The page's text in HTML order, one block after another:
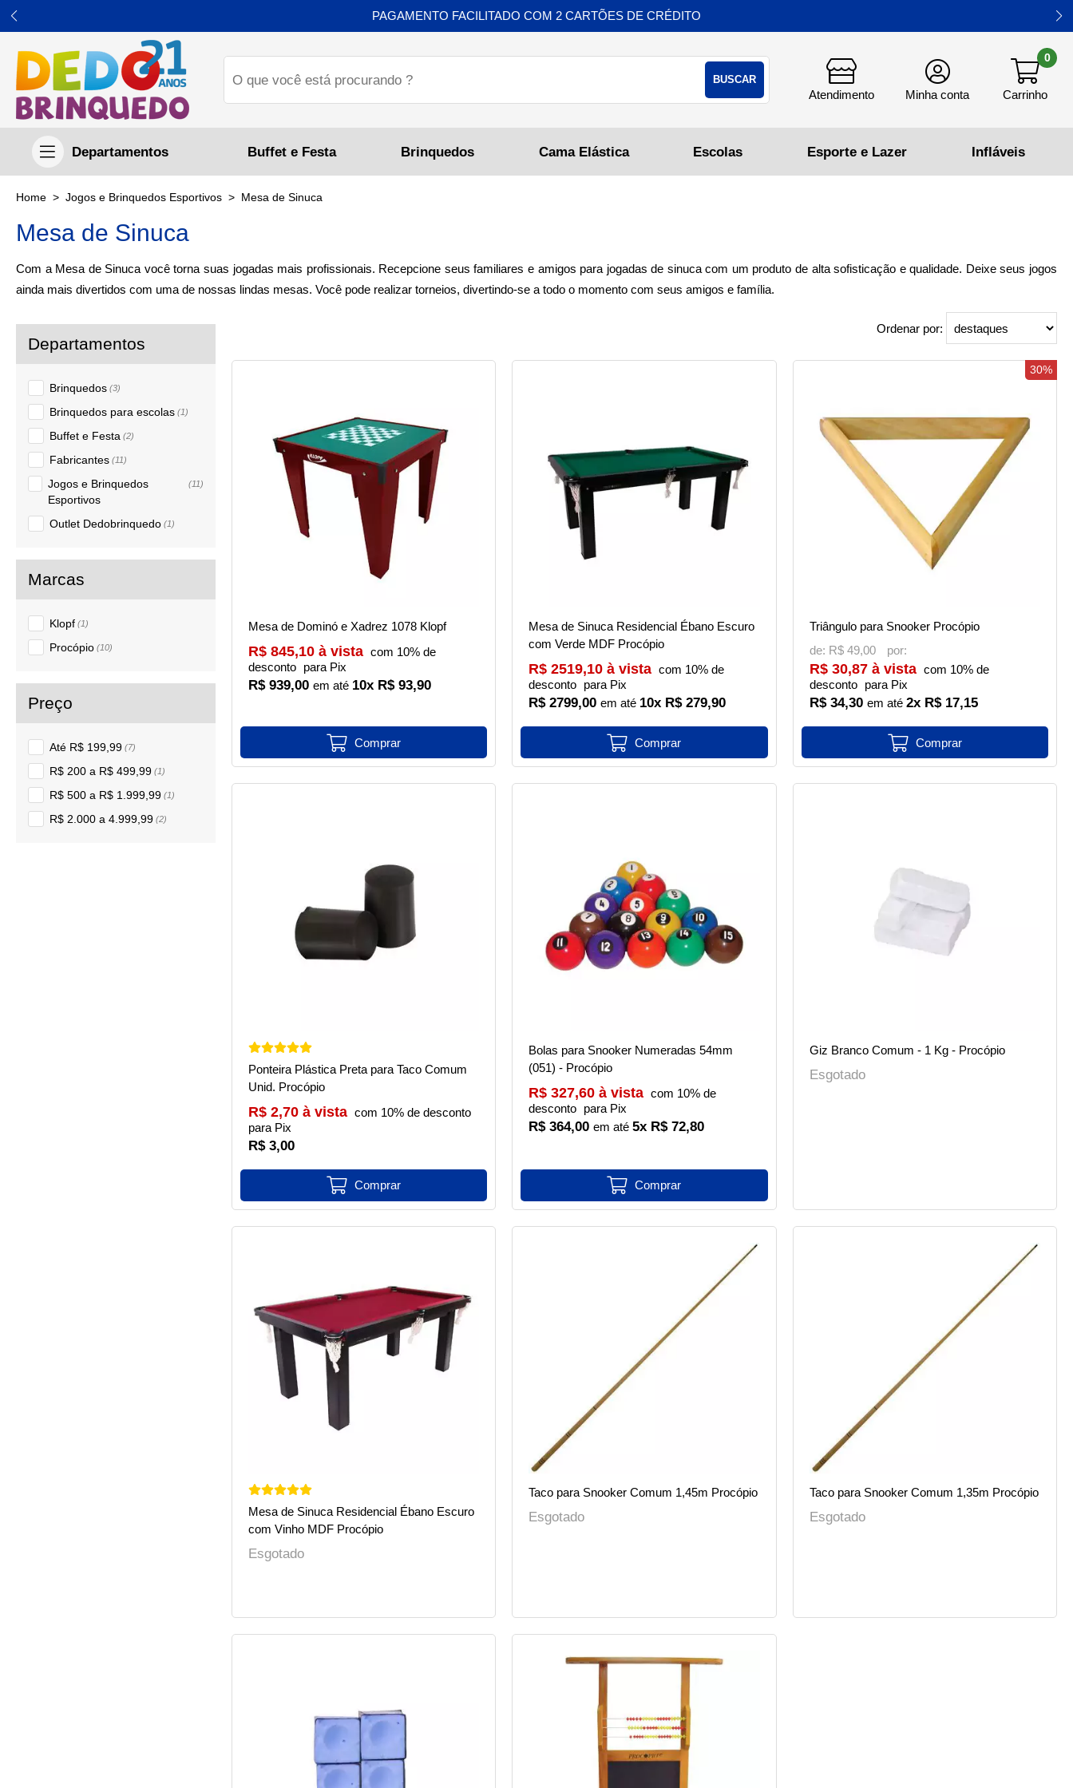
Buffet e Festa Brinquedos Cama Elástica
PAGAMENTO FACILITADO COM 2 CARTÕES DE CRÉDITO
0
Jogos e Brinquedos Esportivos Mesa de Sinuca
Mesa de Sinuca
Com a Mesa de Sinuca você torna suas jogadas mais profissionais. Recepcione seus familiares e amigos para jogadas de sinuca com um produto de alta sofisticação e qualidade. Deixe seus jogos
ainda mais divertidos com uma de nossas lindas mesas. Você pode realizar torneios, divertindo-se a todo o momento com seus amigos e família.
Brinquedos (3)
Brinquedos para escolas (1)
Buffet e Festa (2)
Fabricantes (11)
Jogos e Brinquedos
Esportivos
(11)
Outlet Dedobrinquedo (1)
Klopf (1)
Procópio (10)
Até R$ 199,99 (7)
R$ 200 a R$ 499,99 (1)
R$ 500 a R$ 1.999,99 (1)
R$ 2.000 a 4.999,99 (2)
Ordenar por:
Mesa de Dominó e Xadrez 1078 Klopf
R$ 939,00 10x R$ 93,90
R$ 845,10 à vista com 10% de
desconto para Pix
Mesa de Sinuca Residencial Ébano Escuro
com Verde MDF Procópio
R$ 2799,00 10x R$ 279,90
R$ 2519,10 à vista com 10% de
desconto para Pix
Triângulo para Snooker Procópio
de: R$ 49,00
R$ 34,30 2x R$ 17,15
R$ 30,87 à vista com 10% de
desconto
para Pix
30%
Ponteira Plástica Preta para Taco Comum
Unid. Procópio
R$ 3,00
R$ 2,70 à vista com 10% de desconto
para Pix
Bolas para Snooker Numeradas 54mm
(051) - Procópio
R$ 364,00 5x R$ 72,80
R$ 327,60 à vista com 10% de
desconto para Pix
Giz Branco Comum - 1 Kg - Procópio
Esgotado
Mesa de Sinuca Residencial Ébano Escuro
com Vinho MDF Procópio
Esgotado
Taco para Snooker Comum 1,45m Procópio
Esgotado
Taco para Snooker Comum 1,35m Procópio
Esgotado